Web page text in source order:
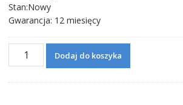
Stan:Nowy
Gwarancja: 12 miesięcy
Bateria
Dodaj do koszyka